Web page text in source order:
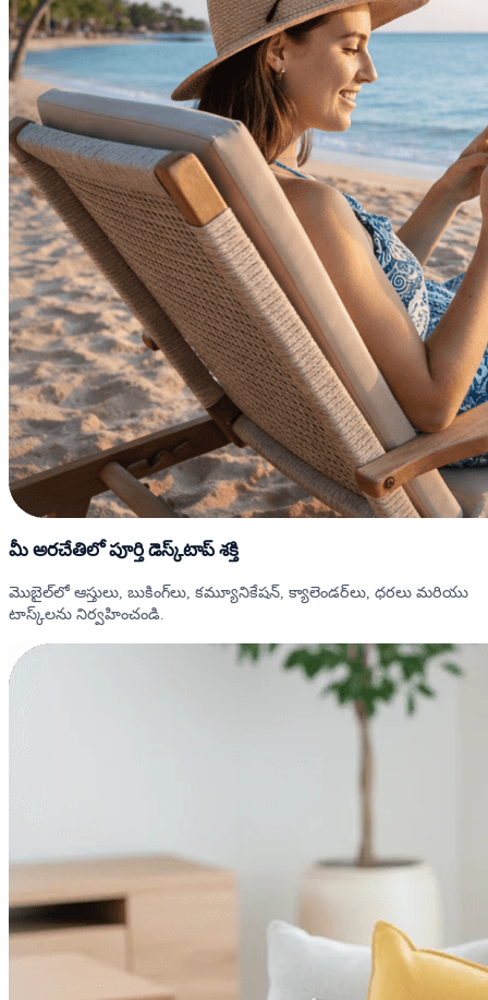
మీ అరచేతిలో పూర్తి డెస్క్‌టాప్ శక్తి
మొబైల్‌లో ఆస్తులు, బుకింగ్‌లు, కమ్యూనికేషన్, క్యాలెండర్‌లు, ధరలు మరియు
టాస్క్‌లను నిర్వహించండి.